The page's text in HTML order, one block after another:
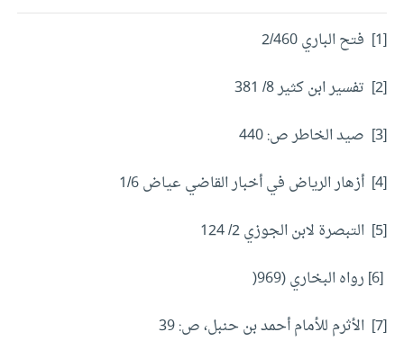
[1] فتح الباري 2/460
[2] تفسير ابن كثير 8/ 381
[3] صيد الخاطر ص: 440
[4] أزهار الرياض في أخبار القاضي عياض 1/6
[5] التبصرة لابن الجوزي 2/ 124
[6] رواه البخاري (969(
[7] الأثرم للأمام أحمد بن حنبل، ص: 39